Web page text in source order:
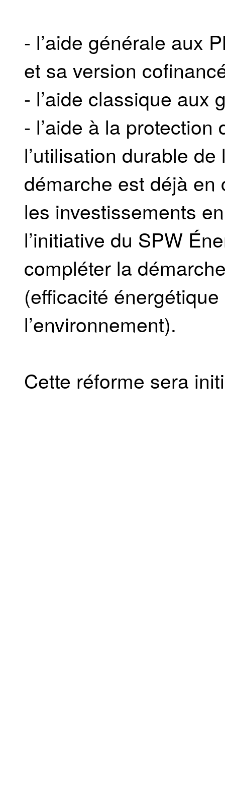
- l’aide générale aux
et sa version
- l’aide classique aux
- l’aide à la protection
l’utilisation durable
démarche est déjà
les investissements
l’initiative du SPW
compléter la
(efficacité
l’environnement).
Cette réforme sera